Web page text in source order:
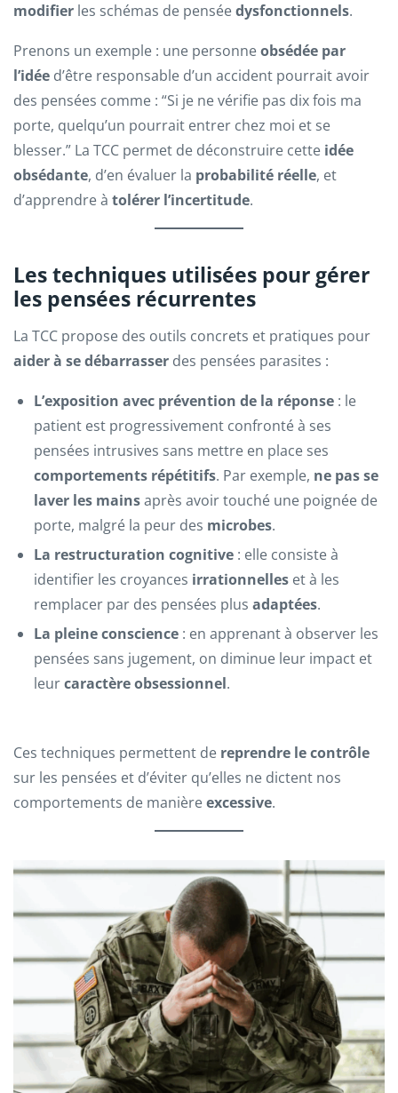
modifier les schémas de penséedysfonctionnels.
Prenons un exemple : une personneobsédée par
l’idée d’être responsable d’un accident pourrait avoir
des pensées comme : “Si je ne vérifie pas dix fois ma
porte, quelqu’un pourrait entrer chez moi et se
blesser.” La TCC permet de déconstruire cette idée
obsédante, d’en évaluer la probabilité réelle, et
d’apprendre à tolérer l’incertitude.
Les techniques utilisées pour gérer
les pensées récurrentes
La TCC propose des outils concrets et pratiques pour
aider à se débarrasser des pensées parasites :
L’exposition avec prévention de la réponse : le
patient est progressivement confronté à ses
pensées intrusives sans mettre en place ses
comportements répétitifs. Par exemple, ne pas se
laver les mainsaprès avoir touché une poignée de
porte, malgré la peur des microbes.
La restructuration cognitive : elle consiste à
identifier les croyances irrationnelles et à les
remplacer par des pensées plus adaptées.
La pleine conscience : en apprenant à observer les
pensées sans jugement, on diminue leur impact et
leurcaractère obsessionnel.
Ces techniques permettent de reprendre le contrôle
sur les pensées et d’éviter qu’elles ne dictent nos
comportements de manièreexcessive.